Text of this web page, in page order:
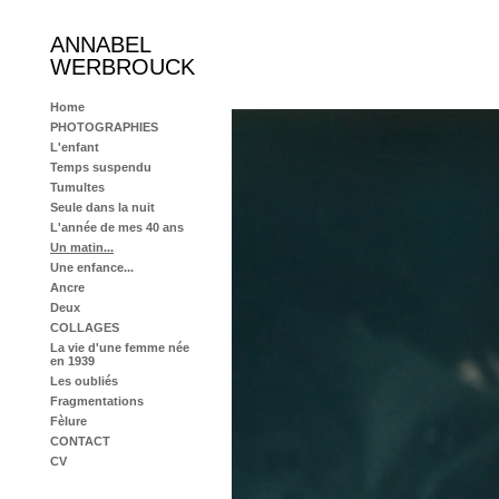
ANNABEL
WERBROUCK
Home
PHOTOGRAPHIES
L'enfant
Temps suspendu
Tumultes
Seule dans la nuit
L'année de mes 40 ans
Un matin...
Une enfance...
Ancre
Deux
COLLAGES
La vie d'une femme née
en 1939
Les oubliés
Fragmentations
Fèlure
CONTACT
CV